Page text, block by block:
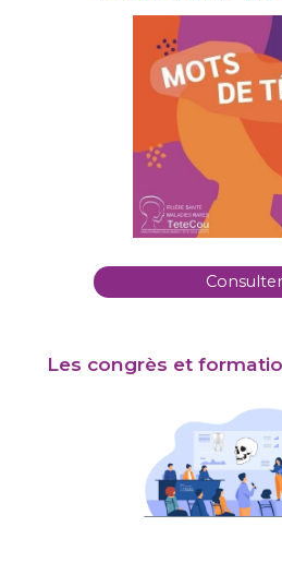
Consulter
Les congrès et